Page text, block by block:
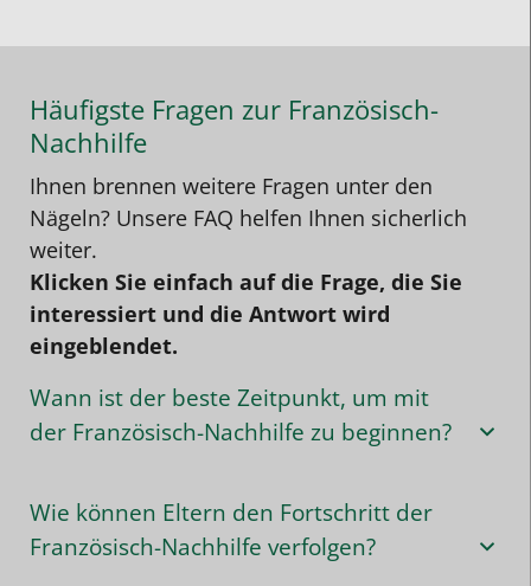
Häufigste Fragen zur Französisch-
Nachhilfe
Ihnen brennen weitere Fragen unter den
Nägeln? Unsere FAQ helfen Ihnen sicherlich
weiter.
Klicken Sie einfach auf die Frage, die Sie
interessiert und die Antwort wird
eingeblendet.
Wann ist der beste Zeitpunkt, um mit
der Französisch-Nachhilfe zu beginnen?
Wie können Eltern den Fortschritt der
Französisch-Nachhilfe verfolgen?